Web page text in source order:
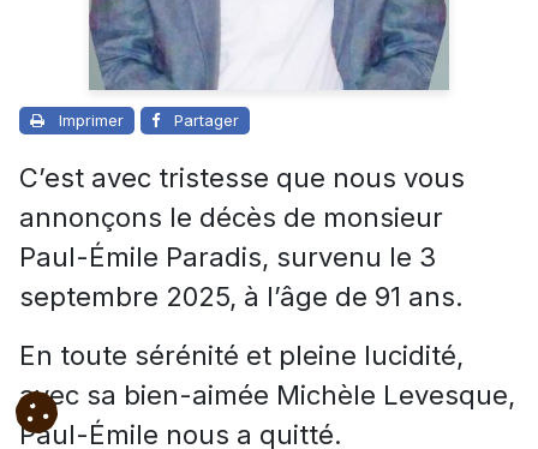
Imprimer Partager
C’est avec tristesse que nous vous
annonçons le décès de monsieur
Paul-Émile Paradis, survenu le 3
septembre 2025, à l’âge de 91 ans.
En toute sérénité et pleine lucidité,
avec sa bien-aimée Michèle Levesque,
Paul-Émile nous a quitté.